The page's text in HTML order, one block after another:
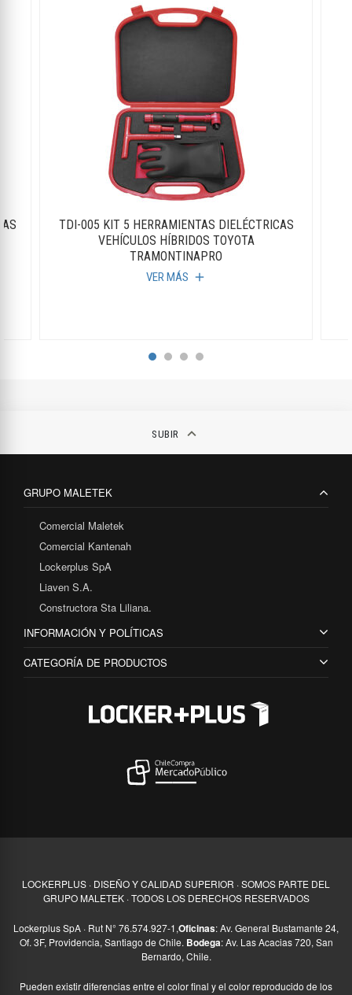
TDI-005 KIT 5 HERRAMIENTAS DIELÉCTRICAS
VEHÍCULOS HÍBRIDOS TOYOTA
TRAMONTINAPRO
VER MÁS add
SUBIR keyboard_arrow_up
GRUPO MALETEK
Comercial Maletek
Comercial Kantenah
Lockerplus SpA
Liaven S.A.
Constructora Sta Liliana.
INFORMACIÓN Y POLÍTICAS
CATEGORÍA DE PRODUCTOS
LOCKERPLUS · DISEÑO Y CALIDAD SUPERIOR · SOMOS PARTE DEL
GRUPO MALETEK · TODOS LOS DERECHOS RESERVADOS
Lockerplus SpA · Rut N° 76.574.927-1,Oficinas: Av. General Bustamante 24,
Of. 3F, Providencia, Santiago de Chile. Bodega: Av. Las Acacias 720, San
Bernardo, Chile.
Pueden existir diferencias entre el color final y el color reproducido de los